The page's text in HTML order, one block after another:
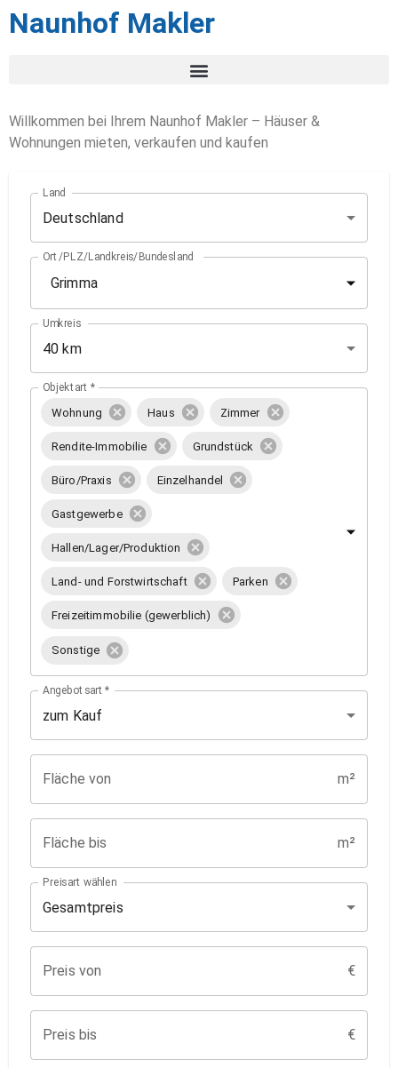
Naunhof Makler
Willkommen bei Ihrem Naunhof Makler – Häuser &
Wohnungen mieten, verkaufen und kaufen
Land
Deutschland
Ort/PLZ/Landkreis/Bundesland
Umkreis
40 km
Objektart *
Wohnung Haus Zimmer
Rendite-Immobilie Grundstück
Büro/Praxis Einzelhandel
Gastgewerbe
Hallen/Lager/Produktion
Land- und Forstwirtschaft Parken
Freizeitimmobilie (gewerblich)
Sonstige
Angebotsart *
zum Kauf
Fläche von m²
Fläche bis m²
Preisart wählen
Gesamtpreis
Preis von €
Preis bis €